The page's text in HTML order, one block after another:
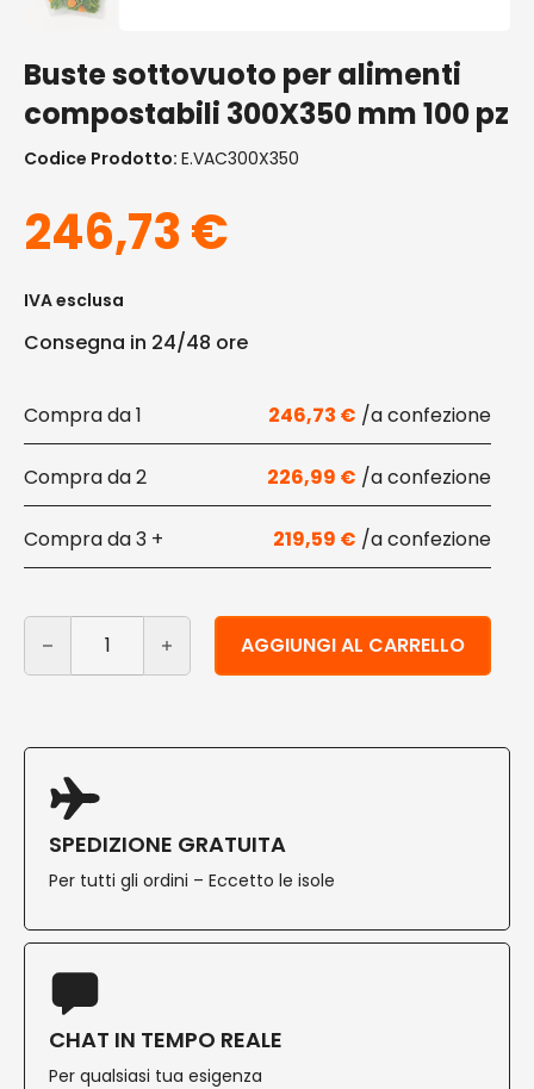
Buste sottovuoto per alimenti
compostabili 300X350 mm 100 pz
Codice Prodotto: E.VAC300X350
246,73€
IVA esclusa
Consegna in 24/48 ore
1 246,73 €
2 226,99 €
3 + 219,59 €
Buste sottovuoto per alimenti compostabili 300X350
AGGIUNGI AL CARRELLO
Alternative:
SPEDIZIONE GRATUITA
Per tutti gli ordini – Eccetto le isole
CHAT IN TEMPO REALE
Per qualsiasi tua esigenza